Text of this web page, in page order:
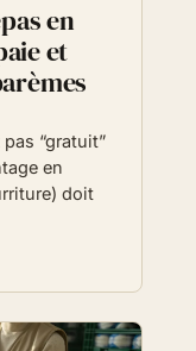
en
et
“gratuit”
en
doit